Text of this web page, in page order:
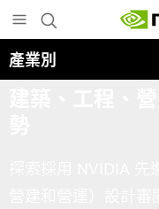
to
main
content
產業別
設計審閱報告